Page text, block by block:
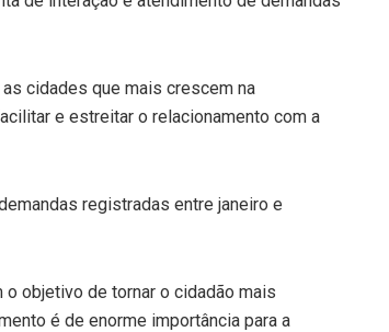
cidades que mais crescem na
e estreitar o relacionamento com a
registradas entre janeiro e
objetivo de tornar o cidadão mais
é de enorme importância para a